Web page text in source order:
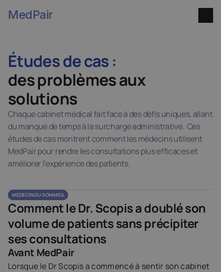
MedPair
Études de cas :
des problèmes aux
solutions
Chaque cabinet médical fait face à des défis uniques, allant
du manque de temps à la surcharge administrative.  Ces
études de cas montrent comment les médecins utilisent
MedPair pour rendre les consultations plus efficaces et
améliorer l’expérience des patients.
MÉDECIN DU SOMMEIL
Comment le Dr. Scopis a doublé son
volume de patients sans précipiter
ses consultations
Avant MedPair
Lorsque le Dr Scopis a commencé à sentir son cabinet